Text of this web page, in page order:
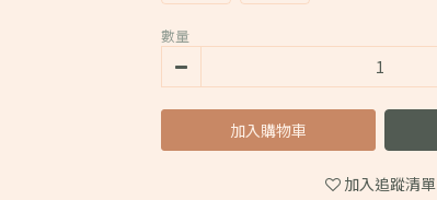
數量
加入購物車
加入追蹤清單